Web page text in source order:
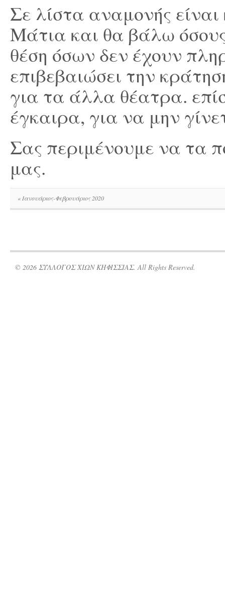
Σε λίστα αναμονής
Μάτια και θα βάλω
θέση όσων δεν έχουν
επιβεβαιώσει την
για τα άλλα θέατρα.
έγκαιρα, για να μην
Σας περιμένουμε να τα
μας.
«Ιανουάριος-Φεβρουάριος 2020
© 2026 ΣΥΛΛΟΓΟΣ ΧΙΩΝ ΚΗΦΙΣΣΙΑΣ. All Rights Reserved.